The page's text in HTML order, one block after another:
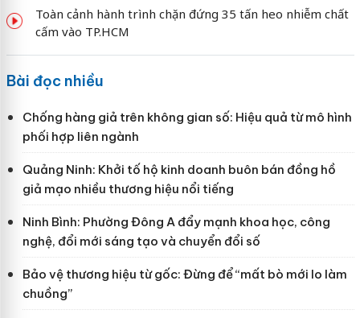
Toàn cảnh hành trình chặn đứng 35 tấn heo nhiễm chất
cấm vào TP.HCM
Bài đọc nhiều
Chống hàng giả trên không gian số: Hiệu quả từ mô hình
phối hợp liên ngành
Quảng Ninh: Khởi tố hộ kinh doanh buôn bán đồng hồ
giả mạo nhiều thương hiệu nổi tiếng
Ninh Bình: Phường Đông A đẩy mạnh khoa học, công
nghệ, đổi mới sáng tạo và chuyển đổi số
Bảo vệ thương hiệu từ gốc: Đừng để “mất bò mới lo làm
chuồng”